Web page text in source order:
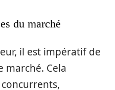
du marché
il est impératif de
marché. Cela